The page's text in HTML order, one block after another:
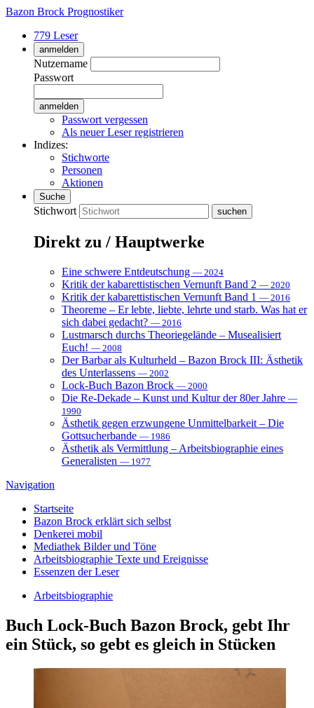
Bazon Brock Prognostiker
779 Leser
anmelden
Nutzername
Passwort
Passwort vergessen
Als neuer Leser registrieren
Indizes:
Stichworte
Personen
Aktionen
Suche
Stichwort
Direkt zu / Hauptwerke
Eine schwere Entdeutschung — 2024
Kritik der kabarettistischen Vernunft Band 2 — 2020
Kritik der kabarettistischen Vernunft Band 1 — 2016
Theoreme – Er lebte, liebte, lehrte und starb. Was hat er
sich dabei gedacht? — 2016
Lustmarsch durchs Theoriegelände – Musealisiert
Euch! — 2008
Der Barbar als Kulturheld – Bazon Brock III: Ästhetik
des Unterlassens — 2002
Lock-Buch Bazon Brock — 2000
Die Re-Dekade – Kunst und Kultur der 80er Jahre —
1990
Ästhetik gegen erzwungene Unmittelbarkeit – Die
Gottsucherbande — 1986
Ästhetik als Vermittlung – Arbeitsbiographie eines
Generalisten — 1977
Navigation
Startseite
Bazon Brock erklärt sich selbst
Denkerei mobil
Mediathek Bilder und Töne
Arbeitsbiographie Texte und Ereignisse
Essenzen der Leser
Arbeitsbiographie
Buch Lock-Buch Bazon Brock, gebt Ihr
ein Stück, so gebt es gleich in Stücken